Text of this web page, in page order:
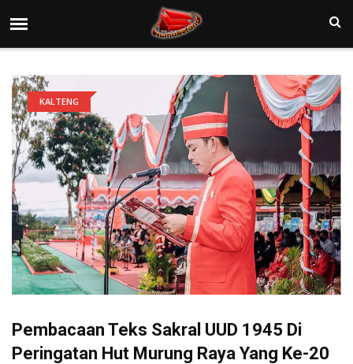
KALTENG
Pembacaan Teks Sakral UUD 1945 Di
Peringatan Hut Murung Raya Yang Ke-20